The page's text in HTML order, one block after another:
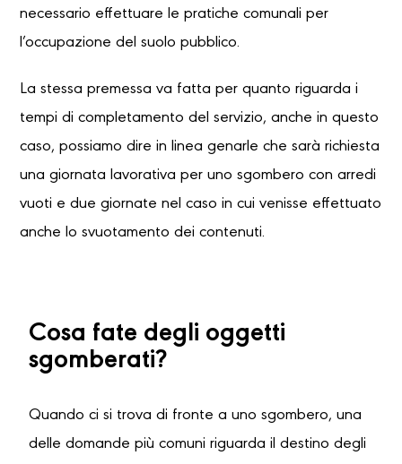
necessario effettuare le pratiche comunali per
l’occupazione del suolo pubblico.
La stessa premessa va fatta per quanto riguarda i
tempi di completamento del servizio, anche in questo
caso, possiamo dire in linea genarle che sarà richiesta
una giornata lavorativa per uno sgombero con arredi
vuoti e due giornate nel caso in cui venisse effettuato
anche lo svuotamento dei contenuti.
Cosa fate degli oggetti
sgomberati?
Quando ci si trova di fronte a uno sgombero, una
delle domande più comuni riguarda il destino degli